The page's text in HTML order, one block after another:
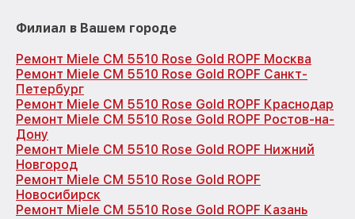
Филиал в Вашем городе
Ремонт Miele CM 5510 Rose Gold ROPF Москва
Ремонт Miele CM 5510 Rose Gold ROPF Санкт-
Петербург
Ремонт Miele CM 5510 Rose Gold ROPF Краснодар
Ремонт Miele CM 5510 Rose Gold ROPF Ростов-на-
Дону
Ремонт Miele CM 5510 Rose Gold ROPF Нижний
Новгород
Ремонт Miele CM 5510 Rose Gold ROPF
Новосибирск
Ремонт Miele CM 5510 Rose Gold ROPF Казань